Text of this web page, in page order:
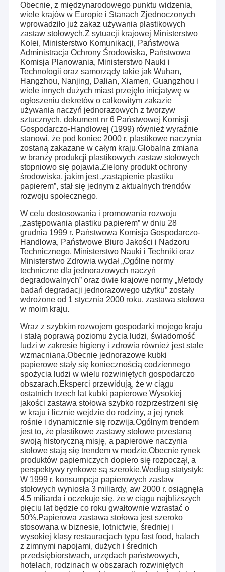
Dom
Produkty
O nas
Obecnie, z międzynarodowego punktu widzenia,
wiele krajów w Europie i Stanach Zjednoczonych
wprowadziło już zakaz używania plastikowych
zastaw stołowych.Z sytuacji krajowej Ministerstwo
Kolei, Ministerstwo Komunikacji, Państwowa
Administracja Ochrony Środowiska, Państwowa
Komisja Planowania, Ministerstwo Nauki i
Technologii oraz samorządy takie jak Wuhan,
Hangzhou, Nanjing, Dalian, Xiamen, Guangzhou i
wiele innych dużych miast przejęło inicjatywę w
ogłoszeniu dekretów o całkowitym zakazie
używania naczyń jednorazowych z tworzyw
sztucznych, dokument nr 6 Państwowej Komisji
Gospodarczo-Handlowej (1999) również wyraźnie
stanowi, że pod koniec 2000 r. plastikowe naczynia
zostaną zakazane w całym kraju.Globalna zmiana
w branży produkcji plastikowych zastaw stołowych
stopniowo się pojawia.Zielony produkt ochrony
środowiska, jakim jest „zastąpienie plastiku
papierem”, stał się jednym z aktualnych trendów
rozwoju społecznego.
W celu dostosowania i promowania rozwoju
„zastępowania plastiku papierem” w dniu 28
grudnia 1999 r. Państwowa Komisja Gospodarczo-
Handlowa, Państwowe Biuro Jakości i Nadzoru
Technicznego, Ministerstwo Nauki i Techniki oraz
Ministerstwo Zdrowia wydał „Ogólne normy
techniczne dla jednorazowych naczyń
degradowalnych” oraz dwie krajowe normy „Metody
badań degradacji jednorazowego użytku” zostały
wdrożone od 1 stycznia 2000 roku. zastawa stołowa
w moim kraju.
Wraz z szybkim rozwojem gospodarki mojego kraju
i stałą poprawą poziomu życia ludzi, świadomość
ludzi w zakresie higieny i zdrowia również jest stale
wzmacniana.Obecnie jednorazowe kubki
papierowe stały się koniecznością codziennego
spożycia ludzi w wielu rozwiniętych gospodarczo
obszarach.Eksperci przewidują, że w ciągu
ostatnich trzech lat kubki papierowe Wysokiej
jakości zastawa stołowa szybko rozprzestrzeni się
w kraju i licznie wejdzie do rodziny, a jej rynek
rośnie i dynamicznie się rozwija.Ogólnym trendem
jest to, że plastikowe zastawy stołowe przestaną
swoją historyczną misję, a papierowe naczynia
stołowe stają się trendem w modzie.Obecnie rynek
produktów papierniczych dopiero się rozpoczął, a
perspektywy rynkowe są szerokie.Według statystyk:
W 1999 r. konsumpcja papierowych zastaw
stołowych wyniosła 3 miliardy, aw 2000 r. osiągnęła
4,5 miliarda i oczekuje się, że w ciągu najbliższych
pięciu lat będzie co roku gwałtownie wzrastać o
50%.Papierowa zastawa stołowa jest szeroko
stosowana w biznesie, lotnictwie, średniej i
wysokiej klasy restauracjach typu fast food, halach
z zimnymi napojami, dużych i średnich
przedsiębiorstwach, urzędach państwowych,
hotelach, rodzinach w obszarach rozwiniętych
Zhengzhou Perfect Co., Ltd. jest profesjonalnym
producentem i posiada silny i profesjonalny zespół
sprzedaży, który zapewni Ci nie tylko szczegółowe